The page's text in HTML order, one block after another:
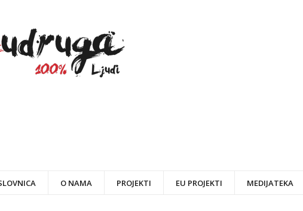
O NAMA PROJEKTI EU PROJEKTI MEDIJATEKA